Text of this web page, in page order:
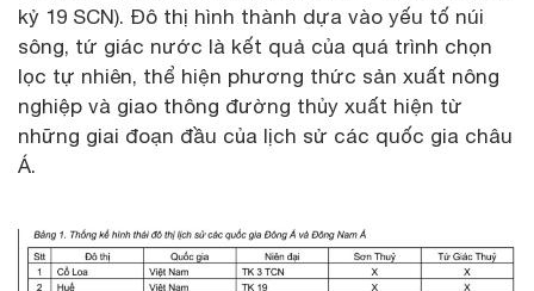
kỷ 19 SCN). Đô thị hình thành dựa vào yếu tố núi
sông, tứ giác nước là kết quả của quá trình chọn
lọc tự nhiên, thể hiện phương thức sản xuất nông
nghiệp và giao thông đường thủy xuất hiện từ
những giai đoạn đầu của lịch sử các quốc gia châu
Á.